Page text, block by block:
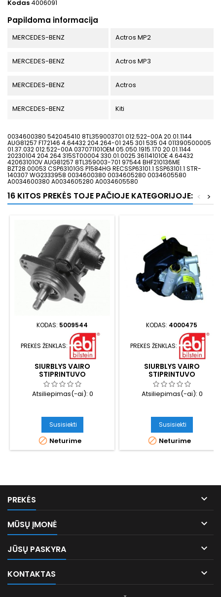
Kodas 4006091
Papildoma informacija
MERCEDES-BENZ Actros MP2
MERCEDES-BENZ Actros MP3
MERCEDES-BENZ Actros
MERCEDES-BENZ Kiti
0034600380 542045410 8TL359003701 012.522-00A 20.01.1144
AUG81257 F172146 4.64432 204.264-01 245 301 535 04 011390500005
01.37.032 012.522-00A 037071101OEM 05.050.1915.170 20.01.1144
20230104 204.264 315ST00004 330.01.0025 36114101OE 4.64432
42063101OV AUG81257 8TL359003-701 97544 BHF210136ME
BZT28.00053 CSP63101GS P1584HG RECSSP63101.1 SSP63101.1 STR-
140307 WG2333958 0034600380 0034605280 0034605580
A0034600380 A0034605280 A0034605580
16 KITOS PREKĖS TOJE PAČIOJE KATEGORIJOJE: >
<
KODAS: 5009544
PREKĖS ŽENKLAS:
SIURBLYS VAIRO
STIPRINTUVO
Atsiliepimas(-ai): 0
Susisiekti
 Neturime
KODAS: 4000475
PREKĖS ŽENKLAS:
SIURBLYS VAIRO
STIPRINTUVO
Atsiliepimas(-ai): 0
Susisiekti
 Neturime
PREKĖS 
MŪSŲ ĮMONĖ 
JŪSŲ PASKYRA 
KONTAKTAS 